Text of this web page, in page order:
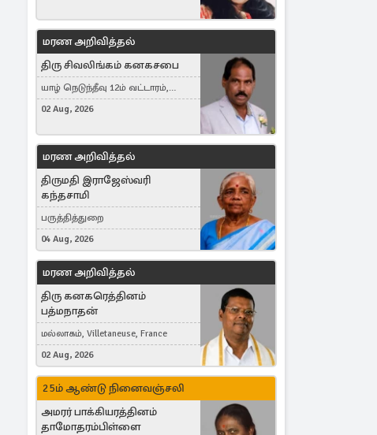
மரண அறிவித்தல்
திரு சிவலிங்கம் கனகசபை
யாழ் நெடுந்தீவு 12ம் வட்டாரம்,
Jaffna, நயினாதீவு, London, United
02 Aug, 2026
மரண அறிவித்தல்
திருமதி இராஜேஸ்வரி
கந்தசாமி
பருத்தித்துறை
04 Aug, 2026
மரண அறிவித்தல்
திரு கனகரெத்தினம்
பத்மநாதன்
மல்லாகம், Villetaneuse, France
02 Aug, 2026
25ம் ஆண்டு நினைவஞ்சலி
அமரர் பாக்கியரத்தினம்
தாமோதரம்பிள்ளை